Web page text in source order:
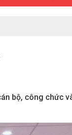
bộ, công chức